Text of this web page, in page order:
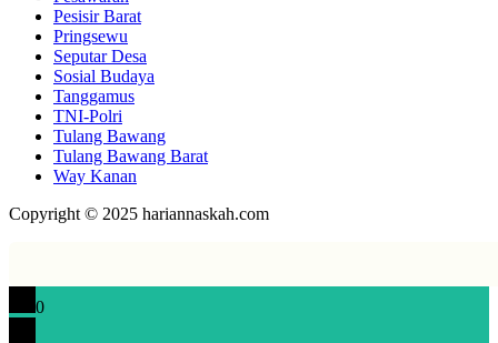
Pesisir Barat
Pringsewu
Seputar Desa
Sosial Budaya
Tanggamus
TNI-Polri
Tulang Bawang
Tulang Bawang Barat
Way Kanan
Copyright © 2025 hariannaskah.com
0